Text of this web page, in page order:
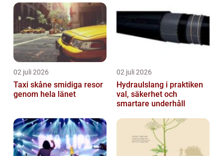
02 juli 2026
Taxi skåne smidiga resor
genom hela länet
02 juli 2026
Hydraulslang i praktiken
val, säkerhet och
smartare underhåll